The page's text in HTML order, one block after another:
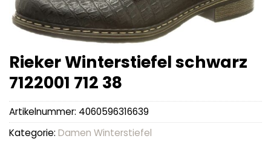
Rieker Winterstiefel schwarz
7122001 712 38
Artikelnummer: 4060596316639
Kategorie: Damen Winterstiefel